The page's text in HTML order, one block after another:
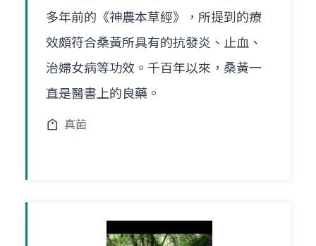
多年前的《神農本草經》，所提到的療
效頗符合桑黃所具有的抗發炎、止血、
治婦女病等功效。千百年以來，桑黃一
直是醫書上的良藥。
真菌